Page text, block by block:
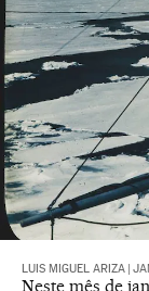
LUIS MIGUEL ARIZA
Neste mês de